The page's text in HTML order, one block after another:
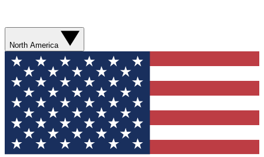
North America